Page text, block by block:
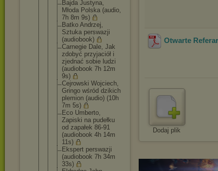
Bajda Justyna,
Młoda Polska (audio,
7h 8m 9s)
Batko Andrzej,
Sztuka perswazji
(audiobook)
Carnegie Dale, Jak
zdobyć przyjaciół i
zjednać sobie ludzi
(audiobook 7h 12m
9s)
Cejrowski Wojciech,
Gringo wśród dzikich
plemion (audio) (10h
7m 5s)
Eco Umberto,
Zapiski na pudełku
od zapałek 86-91
(audiobook 4h 14m
11s)
Ekspert perswazji
(audiobook 7h 34m
33s)
Otwarte
Dodaj plik